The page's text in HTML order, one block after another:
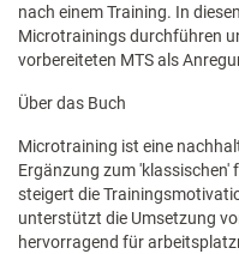
nach einem Training. In
Microtrainings durchführen
vorbereiteten MTS als
Über das Buch
Microtraining ist eine
Ergänzung zum
steigert die
unterstützt die Umsetzung
hervorragend für